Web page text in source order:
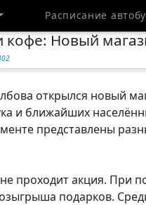
Расписание
кофе: Новый
открылся новый
и ближайших
представлены
проходит акция. При
подарков.